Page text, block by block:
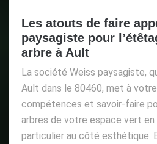
Les atouts de faire
paysagiste pour
arbre à Ault
La société Weiss paysagiste,
Ault dans le 80460, met à
compétences et savoir-faire
arbres de votre espace vert en
particulier au côté esthétique.